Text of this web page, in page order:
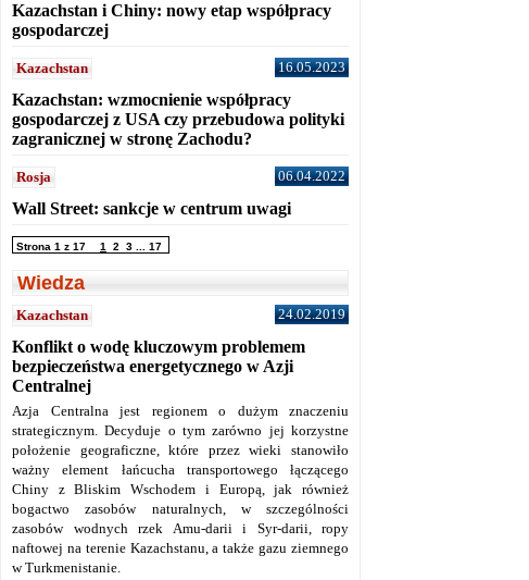
Kazachstan i Chiny: nowy etap współpracy
gospodarczej
Kazachstan 16.05.2023
Kazachstan: wzmocnienie współpracy
gospodarczej z USA czy przebudowa polityki
zagranicznej w stronę Zachodu?
Rosja 06.04.2022
Wall Street: sankcje w centrum uwagi
Strona 1 z 17 1 2 3 17
Wiedza
Kazachstan 24.02.2019
Konflikt o wodę kluczowym problemem
bezpieczeństwa energetycznego w Azji
Centralnej
Azja Centralna jest regionem o dużym znaczeniu
strategicznym. Decyduje o tym zarówno jej korzystne
położenie geograficzne, które przez wieki stanowiło
ważny element łańcucha transportowego łączącego
Chiny z Bliskim Wschodem i Europą, jak również
bogactwo zasobów naturalnych, w szczególności
zasobów wodnych rzek Amu-darii i Syr-darii, ropy
naftowej na terenie Kazachstanu, a także gazu ziemnego
w Turkmenistanie.